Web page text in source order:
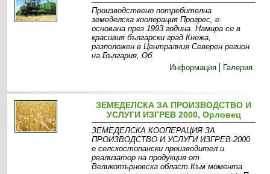
Производствено потребителна
земеделска кооперация Прогрес, е
основана през 1993 година. Намира се в
красивия български град Кнежа,
разположен в Централния Северен регион
на България, Об
Информация
Галерия
ЗЕМЕДЕЛСКА ЗА ПРОИЗВОДСТВО И
УСЛУГИ ИЗГРЕВ 2000, Орловец
ЗЕМЕДЕЛСКА КООПЕРАЦИЯ ЗА
ПРОИЗВОДСТВО И УСЛУГИ ИЗГРЕВ-2000
е селскостопански производител и
реализатор на продукция от
Великотърновска област.Към момента